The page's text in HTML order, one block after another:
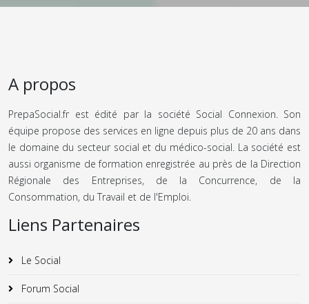
A propos
PrepaSocial.fr est édité par la société Social Connexion. Son
équipe propose des services en ligne depuis plus de 20 ans dans
le domaine du secteur social et du médico-social. La société est
aussi organisme de formation enregistrée au près de la Direction
Régionale des Entreprises, de la Concurrence, de la
Consommation, du Travail et de l'Emploi.
Liens Partenaires
Le Social
Forum Social